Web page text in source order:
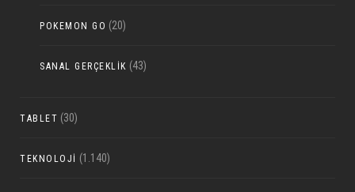
POKEMON GO (20)
SANAL GERÇEKLIK (43)
TABLET (30)
TEKNOLOJI (1.140)